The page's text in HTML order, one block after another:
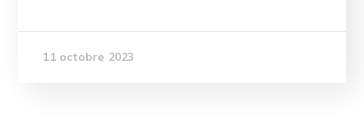
11 octobre 2023